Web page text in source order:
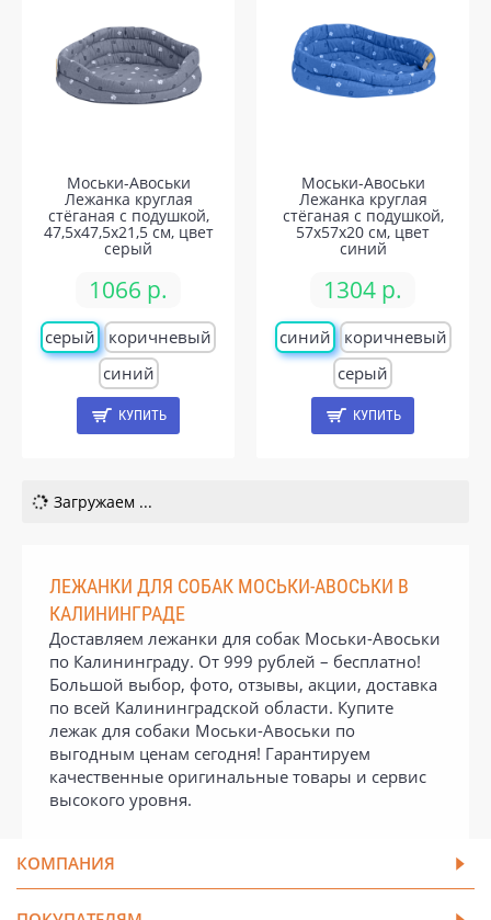
Моськи-Авоськи
Лежанка круглая
стёганая с подушкой,
47,5х47,5х21,5 см, цвет
серый
1066 р.
серый
коричневый
синий
КУПИТЬ
Моськи-Авоськи
Лежанка круглая
стёганая с подушкой,
57х57х20 см, цвет
синий
1304 р.
синий
коричневый
серый
КУПИТЬ
Загружаем ...
ЛЕЖАНКИ ДЛЯ СОБАК МОСЬКИ-АВОСЬКИ В
КАЛИНИНГРАДЕ
Доставляем лежанки для собак Моськи-Авоськи
по Калининграду. От 999 рублей – бесплатно!
Большой выбор, фото, отзывы, акции, доставка
по всей Калининградской области. Купите
лежак для собаки Моськи-Авоськи по
выгодным ценам сегодня! Гарантируем
качественные оригинальные товары и сервис
высокого уровня.
КОМПАНИЯ